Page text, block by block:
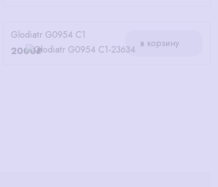
Glodiatr G0954 C1
2000₽
в корзину